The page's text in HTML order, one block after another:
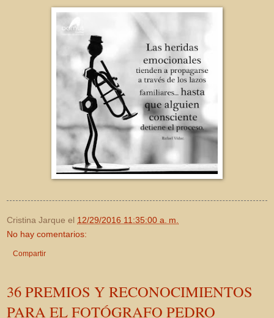
Cristina Jarque el 12/29/2016 11:35:00 a. m.
No hay comentarios:
Compartir
36 PREMIOS Y RECONOCIMIENTOS
PARA EL FOTÓGRAFO PEDRO